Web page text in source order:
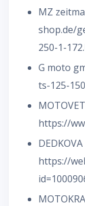
MZ
shop.de/
250-1-
G moto
ts-125-
https://
https://